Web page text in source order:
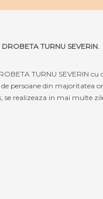
TURNU SEVERIN.
TURNU SEVERIN cu
persoane din majoritatea
se realizeaza in mai multe